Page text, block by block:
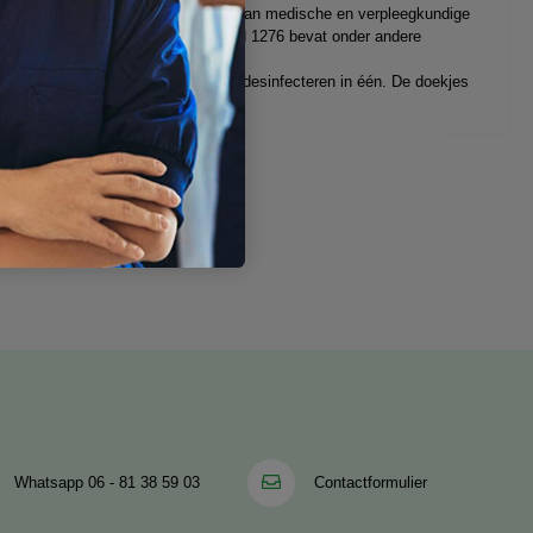
voor het desinfecteren van medische en verpleegkundige
effectief tegen MRSA (Test EN 1276 bevat onder andere
Active kunt u schoonmaken en desinfecteren in één. De doekjes
Whatsapp 06 - 81 38 59 03 Contactformulier